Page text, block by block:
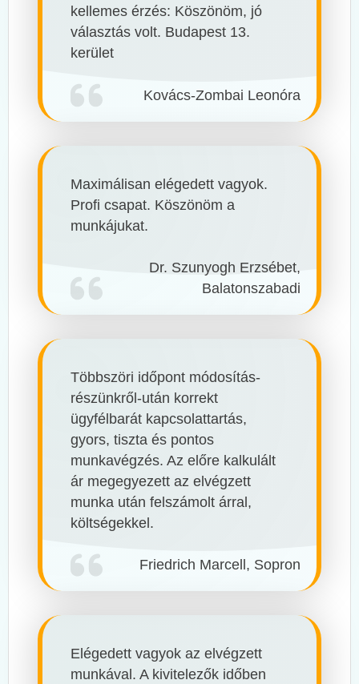
kellemes érzés: Köszönöm, jó
választás volt. Budapest 13.
kerület
Kovács-Zombai Leonóra
Maximálisan elégedett vagyok.
Profi csapat. Köszönöm a
munkájukat.
Dr. Szunyogh Erzsébet,
Balatonszabadi
Többszöri időpont módosítás-
részünkről-után korrekt
ügyfélbarát kapcsolattartás,
gyors, tiszta és pontos
munkavégzés. Az előre kalkulált
ár megegyezett az elvégzett
munka után felszámolt árral,
költségekkel.
Friedrich Marcell, Sopron
Elégedett vagyok az elvégzett
munkával. A kivitelezők időben